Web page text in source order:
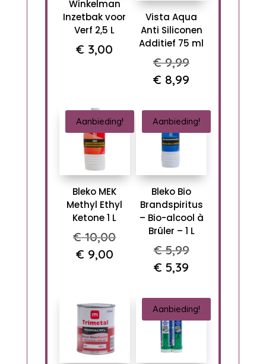
Winkelman
Inzetbak voor
Verf 2,5 L
€ 3,00
Vista Aqua
Anti Siliconen
Additief 75 ml
€9,99
€ 9,99.
€ 8,99
is:
€ 8,99.
Aanbieding!
Bleko MEK
Methyl Ethyl
Ketone 1 L
€10,00Oorspronkelijke
€ 9,00Huidige
€ 9,00.
Aanbieding!
Bleko Bio
Brandspiritus
– Bio-alcool à
Brûler – 1 L
€5,99
€ 5,99.
€ 5,39
is:
€ 5,39.
Aanbieding!